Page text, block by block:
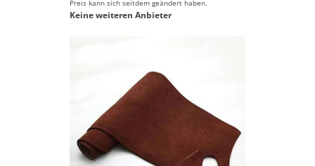
Preis kann sich seitdem geändert haben.
Keine weiteren Anbieter